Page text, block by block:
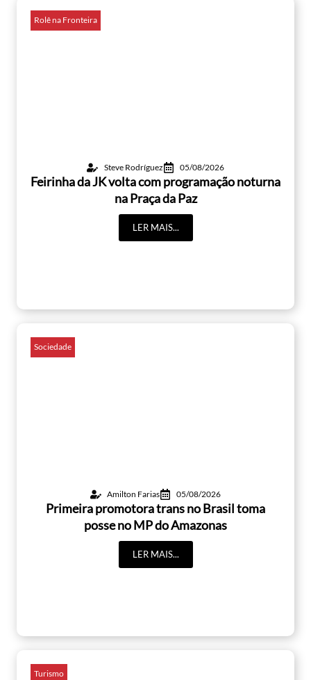
Rolê na Fronteira
Steve Rodríguez 05/08/2026
Feirinha da JK volta com programação noturna
na Praça da Paz
LER MAIS...
Sociedade
Amilton Farias 05/08/2026
Primeira promotora trans no Brasil toma
posse no MP do Amazonas
LER MAIS...
Turismo